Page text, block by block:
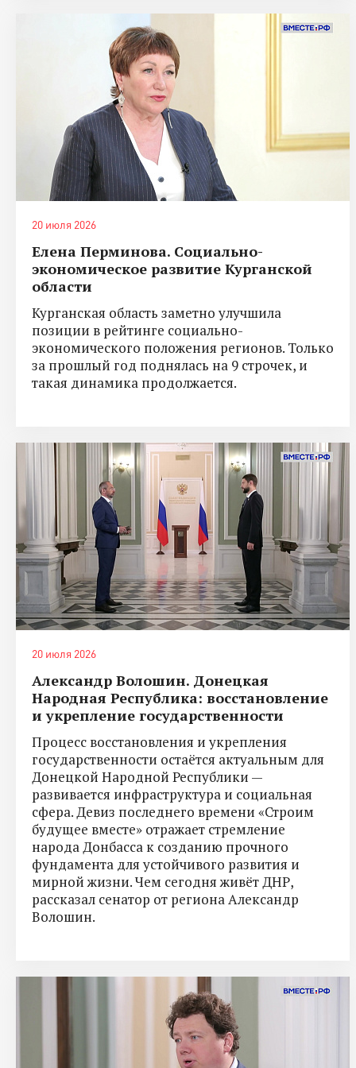
20 июля 2026
Елена Перминова. Социально-
экономическое развитие Курганской
области
Курганская область заметно улучшила
позиции в рейтинге социально-
экономического положения регионов. Только
за прошлый год поднялась на 9 строчек, и
такая динамика продолжается.
20 июля 2026
Александр Волошин. Донецкая
Народная Республика: восстановление
и укрепление государственности
Процесс восстановления и укрепления
государственности остаётся актуальным для
Донецкой Народной Республики —
развивается инфраструктура и социальная
сфера. Девиз последнего времени «Строим
будущее вместе» отражает стремление
народа Донбасса к созданию прочного
фундамента для устойчивого развития и
мирной жизни. Чем сегодня живёт ДНР,
рассказал сенатор от региона Александр
Волошин.